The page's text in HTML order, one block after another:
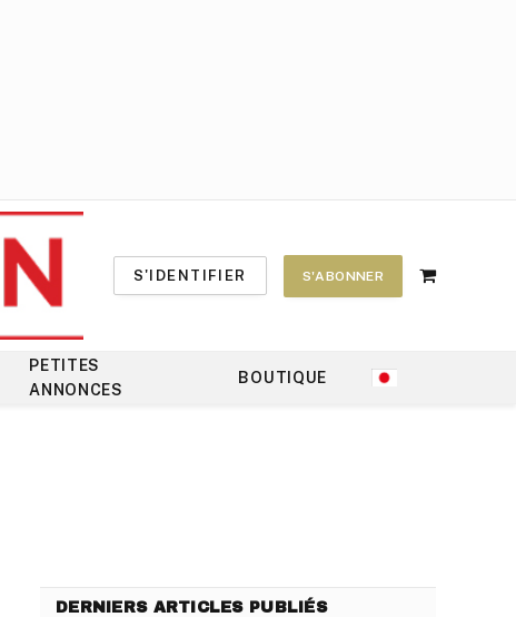
S'IDENTIFIER S'ABONNER
Shopping
PETITES
ANNONCES
BOUTIQUE
DERNIERS ARTICLES PUBLIÉS